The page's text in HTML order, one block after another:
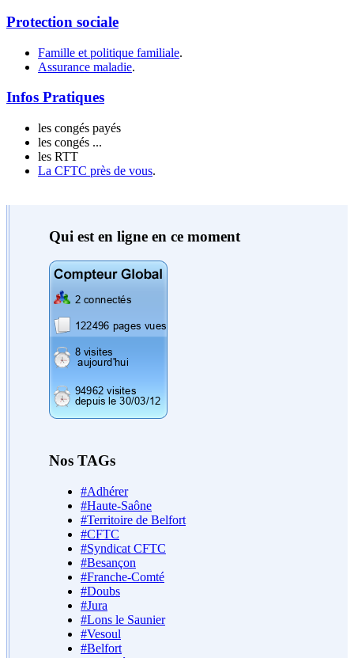
Protection sociale
Famille et politique familiale.
Assurance maladie.
Infos Pratiques
les congés payés
les congés ...
les RTT
La CFTC près de vous.
Qui est en ligne en ce moment
Nos TAGs
#Adhérer
#Haute-Saône
#Territoire de Belfort
#CFTC
#Syndicat CFTC
#Besançon
#Franche-Comté
#Doubs
#Jura
#Lons le Saunier
#Vesoul
#Belfort